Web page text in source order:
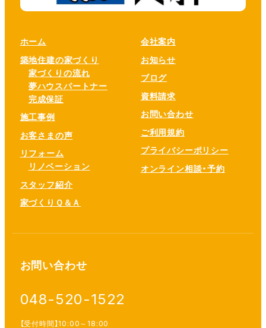
ホーム
築地住建の家づくり
家づくりの流れ
夢ハウスパートナー
完成保証
施工事例
お客さまの声
リフォーム
リノベーション
スタッフ紹介
家づくりＱ＆Ａ
会社案内
お知らせ
ブログ
資料請求
お問い合わせ
ご利用規約
プライバシーポリシー
オンライン相談・予約
お問い合わせ
048-520-1522
【受付時間】10:00～18:00